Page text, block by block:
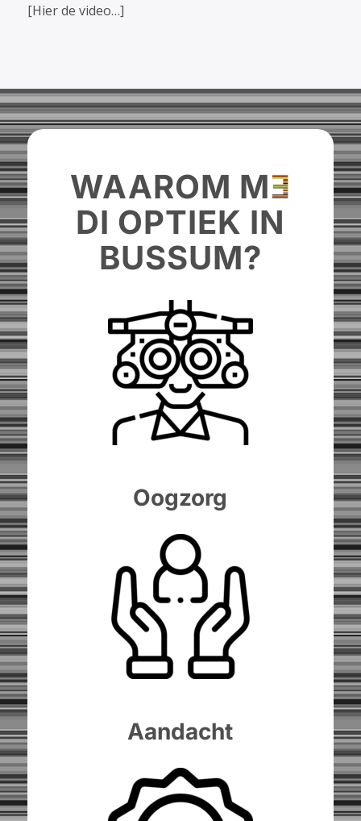
[Hier de video…]
WAAROM ME
DI OPTIEK IN
BUSSUM?
Oogzorg
Aandacht